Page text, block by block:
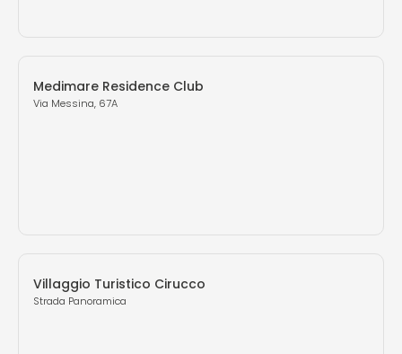
Medimare Residence Club
Via Messina, 67A
Villaggio Turistico Cirucco
Strada Panoramica